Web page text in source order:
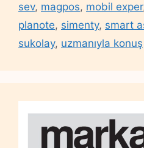
sev, magpos, mobil exper
planote, simenty, smart
sukolay, uzmanıyla konuş